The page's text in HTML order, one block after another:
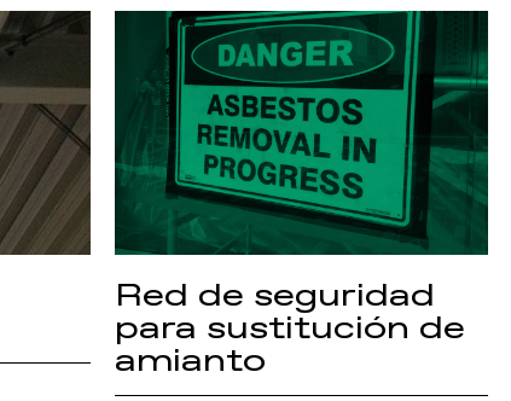
Red de seguridad
para sustitución de
amianto